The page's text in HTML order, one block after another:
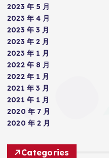
2023 年 5 月
2023 年 4 月
2023 年 3 月
2023 年 2 月
2023 年 1 月
2022 年 8 月
2022 年 1 月
2021 年 3 月
2021 年 1 月
2020 年 7 月
2020 年 2 月
Categories